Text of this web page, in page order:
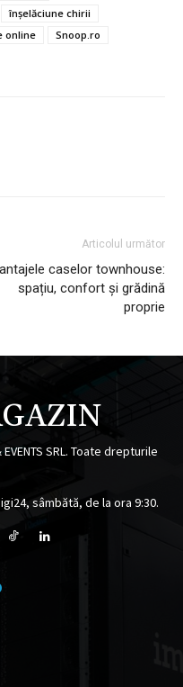
înșelăciune chirii
online
Snoop.ro
Articolul următor
caselor townhouse:
spațiu, confort și grădină
proprie
EVENTS SRL. Toate drepturile
sâmbătă, de la ora 9:30.